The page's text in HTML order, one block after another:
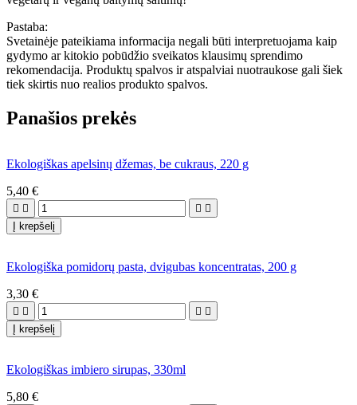
Pastaba:
Svetainėje pateikiama informacija negali būti interpretuojama kaip
gydymo ar kitokio pobūdžio sveikatos klausimų sprendimo
rekomendacija. Produktų spalvos ir atspalviai nuotraukose gali šiek
tiek skirtis nuo realios produkto spalvos.
Panašios prekės
Ekologiškas apelsinų džemas, be cukraus, 220 g
5,40 €
   
Į krepšelį
Ekologiška pomidorų pasta, dvigubas koncentratas, 200 g
3,30 €
   
Į krepšelį
Ekologiškas imbiero sirupas, 330ml
5,80 €